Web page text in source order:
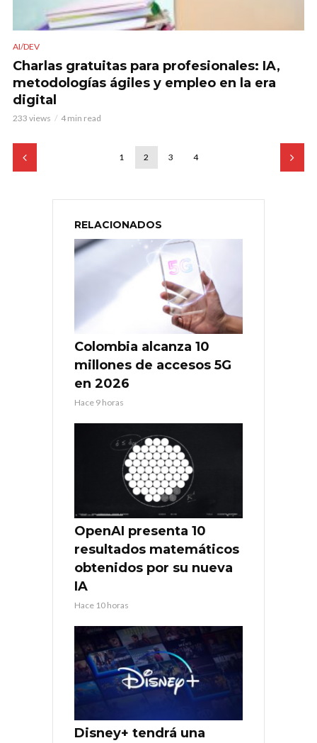
AI/DEV
Charlas gratuitas para profesionales: IA,
metodologías ágiles y empleo en la era
digital
233 views 4 min read
1 2 3 4
RELACIONADOS
Colombia alcanza 10
millones de accesos 5G
en 2026
Hace 9 horas
OpenAI presenta 10
resultados matemáticos
obtenidos por su nueva
IA
Hace 10 horas
Disney+ tendrá una